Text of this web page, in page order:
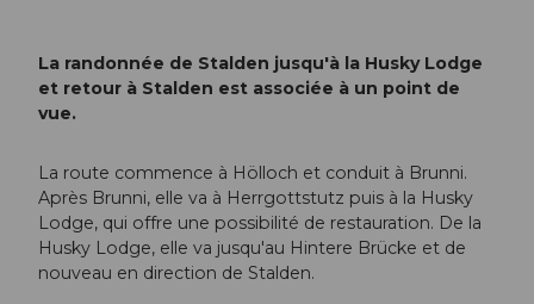
La randonnée de Stalden jusqu'à la Husky Lodge
et retour à Stalden est associée à un point de
vue.
La route commence à Hölloch et conduit à Brunni.
Après Brunni, elle va à Herrgottstutz puis à la Husky
Lodge, qui offre une possibilité de restauration. De la
Husky Lodge, elle va jusqu'au Hintere Brücke et de
nouveau en direction de Stalden.